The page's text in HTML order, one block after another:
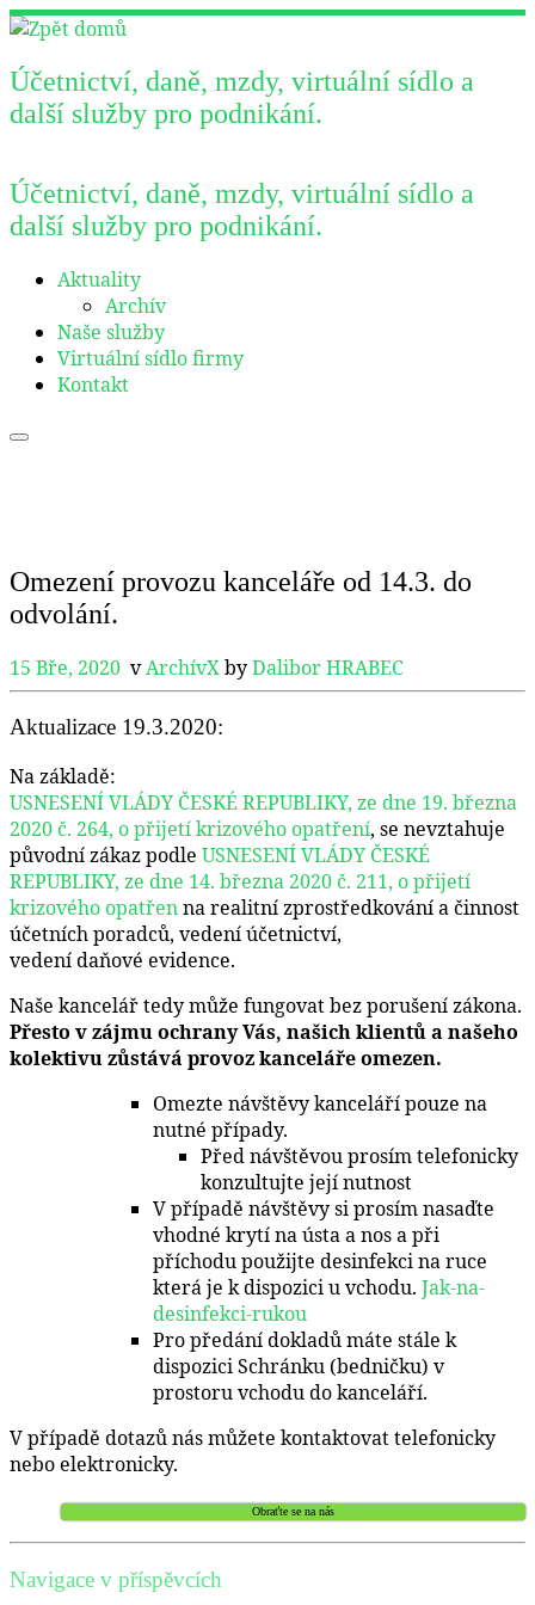
Skip
content
Účetnictví, daně, mzdy, virtuální sídlo a
další služby pro podnikání.
Účetnictví, daně, mzdy, virtuální sídlo a
další služby pro podnikání.
Aktuality
Archív
Naše služby
Virtuální sídlo firmy
Kontakt
Omezení provozu kanceláře od 14.3. do
odvolání.
15 Bře, 2020 vArchívXbyDalibor HRABEC
Aktualizace 19.3.2020:
Na základě:
USNESENÍ VLÁDY ČESKÉ REPUBLIKY, ze dne 19. března
2020 č. 264, o přijetí krizového opatření, se nevztahuje
původní zákaz podle USNESENÍ VLÁDY ČESKÉ
REPUBLIKY, ze dne 14. března 2020 č. 211, o přijetí
krizového opatřenna realitní zprostředkování a činnost
účetních poradců, vedení účetnictví,
vedení daňové evidence.
Naše kancelář tedy může fungovat bez porušení zákona.
Přesto v zájmu ochrany Vás, našich klientů a našeho
kolektivu zůstává provoz kanceláře omezen.
Omezte návštěvy kanceláří pouze na
nutné případy.
Před návštěvou prosím telefonicky
konzultujte její nutnost
V případě návštěvy si prosím nasaďte
vhodné krytí na ústa a nos a při
příchodu použijte desinfekci na ruce
která je k dispozici u vchodu. Jak-na-
desinfekci-rukou
Pro předání dokladů máte stále k
dispozici Schránku (bedničku) v
prostoru vchodu do kanceláří.
V případě dotazů nás můžete kontaktovat telefonicky
nebo elektronicky.
Obraťte se na nás
Navigace v příspěvcích